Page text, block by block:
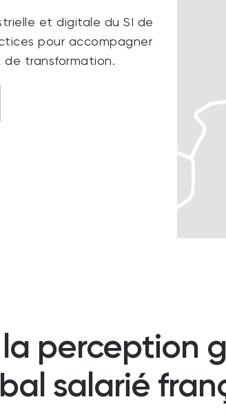
et digitale du SI de
pour accompagner
de transformation.
perception
salarié